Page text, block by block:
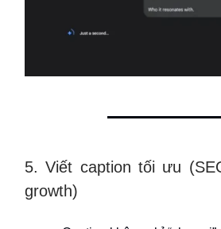
5. Viết caption tối ưu
growth)